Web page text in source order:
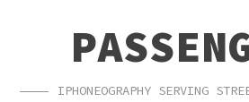
NAVIGATION
IPHONEOGRAPHY SERVING